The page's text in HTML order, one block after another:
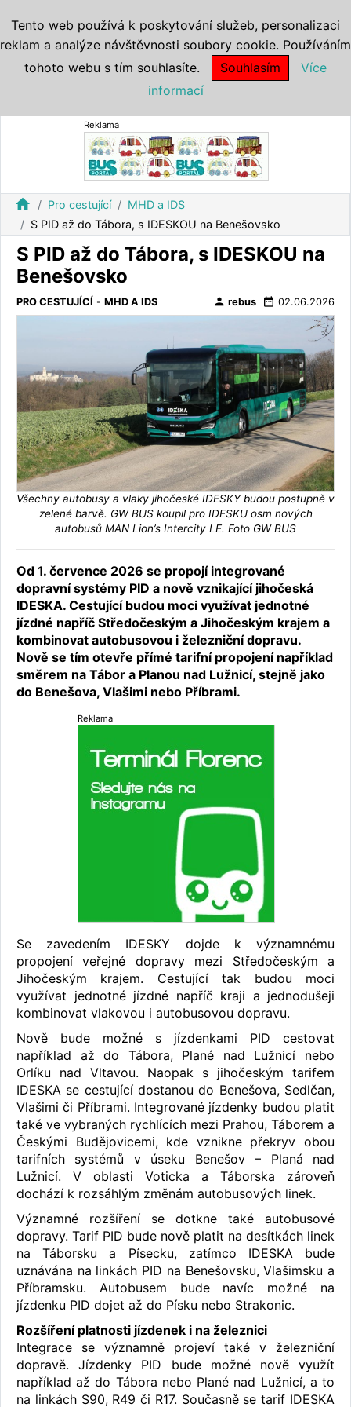
Reklama
home Pro cestující
MHD a IDS
S PID až do Tábora, s IDESKOU na Benešovsko
S PID až do Tábora, s IDESKOU na
Benešovsko
PRO CESTUJÍCÍ - MHD A IDS person rebus date_range 02.06.2026
Všechny autobusy a vlaky jihočeské IDESKY budou postupně v
zelené barvě. GW BUS koupil pro IDESKU osm nových
autobusů MAN Lion’s Intercity LE. Foto GW BUS
Od 1. července 2026 se propojí integrované
dopravní systémy PID a nově vznikající jihočeská
IDESKA. Cestující budou moci využívat jednotné
jízdné napříč Středočeským a Jihočeským krajem a
kombinovat autobusovou i železniční dopravu.
Nově se tím otevře přímé tarifní propojení například
směrem na Tábor a Planou nad Lužnicí, stejně jako
do Benešova, Vlašimi nebo Příbrami.
Reklama
Se zavedením IDESKY dojde k významnému
propojení veřejné dopravy mezi Středočeským a
Jihočeským krajem. Cestující tak budou moci
využívat jednotné jízdné napříč kraji a jednodušeji
kombinovat vlakovou i autobusovou dopravu.
Nově bude možné s jízdenkami PID cestovat
například až do Tábora, Plané nad Lužnicí nebo
Orlíku nad Vltavou. Naopak s jihočeským tarifem
IDESKA se cestující dostanou do Benešova, Sedlčan,
Vlašimi či Příbrami. Integrované jízdenky budou platit
také ve vybraných rychlících mezi Prahou, Táborem a
Českými Budějovicemi, kde vznikne překryv obou
tarifních systémů v úseku Benešov – Planá nad
Lužnicí. V oblasti Voticka a Táborska zároveň
dochází k rozsáhlým změnám autobusových linek.
Významné rozšíření se dotkne také autobusové
dopravy. Tarif PID bude nově platit na desítkách linek
na Táborsku a Písecku, zatímco IDESKA bude
uznávána na linkách PID na Benešovsku, Vlašimsku a
Příbramsku. Autobusem bude navíc možné na
jízdenku PID dojet až do Písku nebo Strakonic.
Rozšíření platnosti jízdenek i na železnici
Integrace se významně projeví také v železniční
dopravě. Jízdenky PID bude možné nově využít
například až do Tábora nebo Plané nad Lužnicí, a to
na linkách S90, R49 či R17. Současně se tarif IDESKA
Tento web používá k poskytování služeb, personalizaci
reklam a analýze návštěvnosti soubory cookie. Používáním
tohoto webu s tím souhlasíte.
Souhlasím
Více
informací